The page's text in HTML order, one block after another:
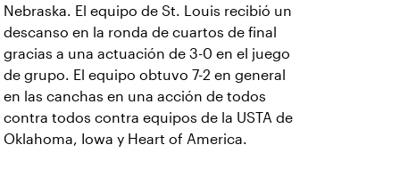
Nebraska. El equipo de St. Louis recibió un
descanso en la ronda de cuartos de final
gracias a una actuación de 3-0 en el juego
de grupo. El equipo obtuvo 7-2 en general
en las canchas en una acción de todos
contra todos contra equipos de la USTA de
Oklahoma, Iowa y Heart of America.